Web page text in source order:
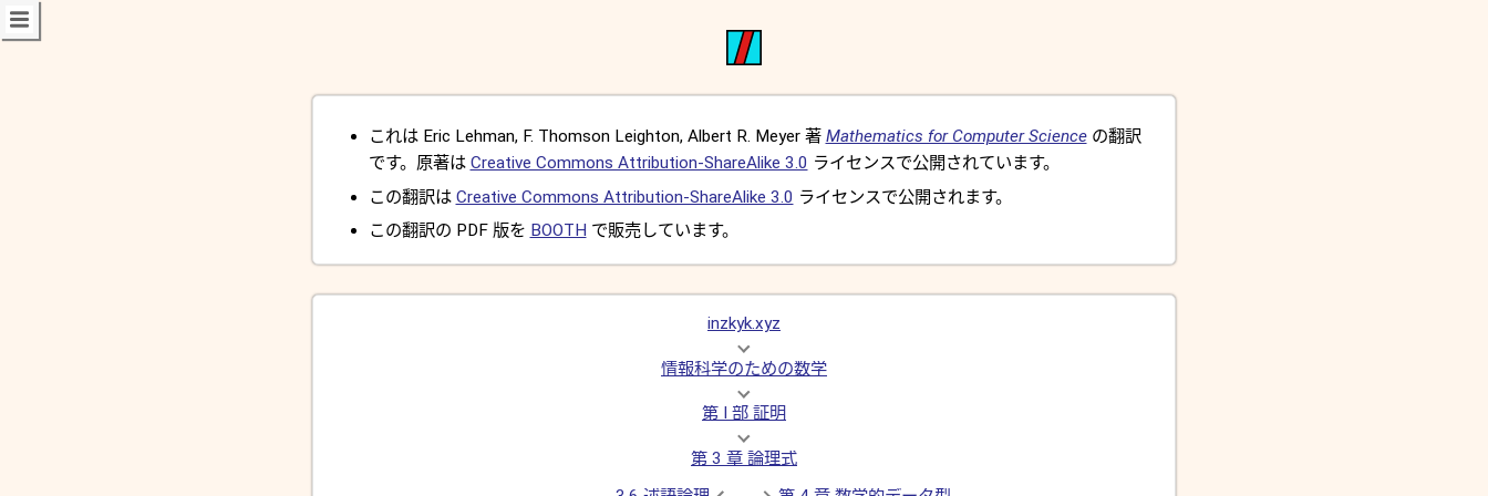
これは Eric Lehman, F. Thomson Leighton, Albert R. Meyer 著 Mathematics for Computer Scienceの翻訳
です。原著は Creative Commons Attribution-ShareAlike 3.0 ライセンスで公開されています。
この翻訳は Creative Commons Attribution-ShareAlike 3.0 ライセンスで公開されます。
この翻訳の PDF 版を BOOTH で販売しています。
inzkyk.xyz
情報科学のための数学
第 I 部 証明
第 3 章 論理式